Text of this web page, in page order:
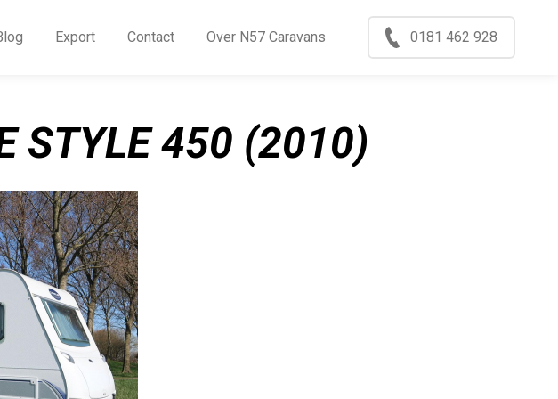
Export Contact Over N57 Caravans 0181 462 928
STYLE 450 (2010)
Blog